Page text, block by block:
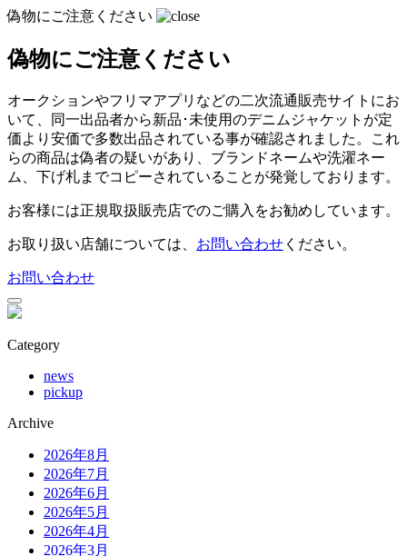
偽物にご注意ください
偽物にご注意ください
オークションやフリマアプリなどの二次流通販売サイトにお
いて、同一出品者から新品･未使用のデニムジャケットが定
価より安価で多数出品されている事が確認されました。
これ
らの商品は偽者の疑いがあり、ブランドネームや洗濯ネー
ム、下げ札までコピーされていることが発覚しております。
お客様には正規取扱販売店でのご購入をお勧めしています。
お取り扱い店舗については、 お問い合わせ ください。
お問い合わせ
Category
news
pickup
Archive
2026年8月
2026年7月
2026年6月
2026年5月
2026年4月
2026年3月